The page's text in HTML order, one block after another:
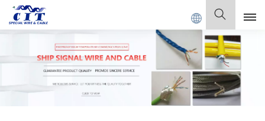
SPECIAL CABLE Co., Ltd. Español
English
Français